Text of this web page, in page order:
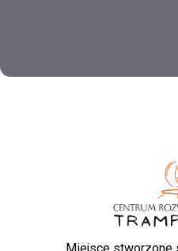
Miejsce stworzone